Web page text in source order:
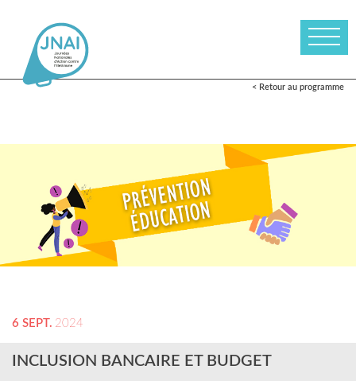
< Retour au programme
6 SEPT. 2024
INCLUSION BANCAIRE ET BUDGET